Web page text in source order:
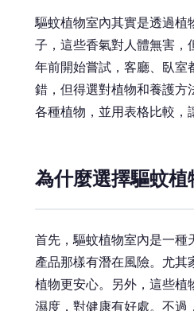
驅蚊植物室內其實是透過植
子，這些香氣對人體無害，
年前開始嘗試，客廳、臥室
錯，但得選對植物和養護方
各種植物，並用表格比較，
為什麼選擇驅蚊植
首先，驅蚊植物室內是一種
產品那樣有潛在風險。尤其
植物更安心。另外，這些植
濕度，對健康有好處。不過